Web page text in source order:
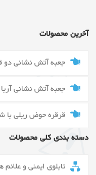
آخرین محصولات
جعبه آتش نشانی دو قلو
جعبه آتش نشانی آریا
قرقره حوض ریلی
دسته بندی کلی محصولات
تابلوی ایمنی و